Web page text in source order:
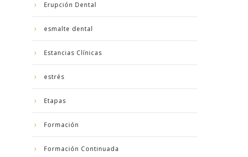
Erupción Dental
esmalte dental
Estancias Clínicas
estrés
Etapas
Formación
Formación Continuada